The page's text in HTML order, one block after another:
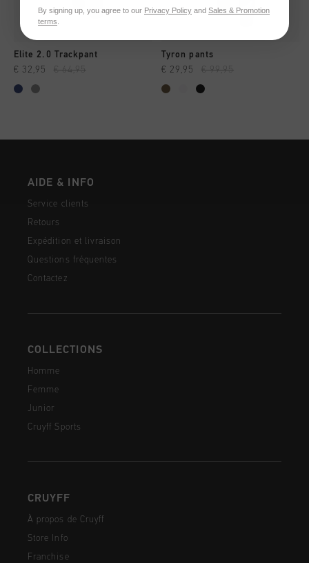
Elite 2.0 Trackpant
€ 32,95 € 64,95
Tyron pants
€ 29,95 € 99,95
AIDE & INFO
Service clients
Retours
Expédition et livraison
Questions fréquentes
Contactez
COLLECTIONS
Homme
Femme
Junior
Cruyff Sports
CRUYFF
À propos de Cruyff
Store Info
Franchise
By signing up, you agree to our Privacy Policy and Sales & Promotion
terms